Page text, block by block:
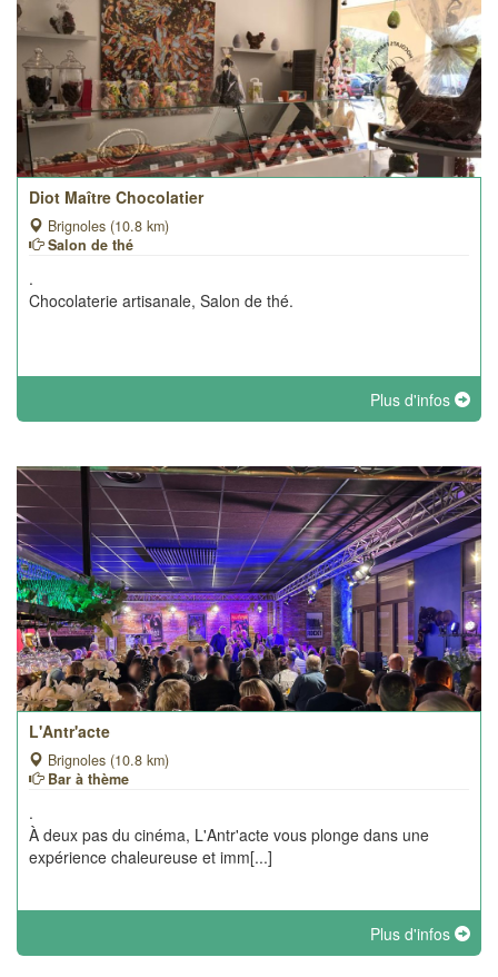
Diot Maître Chocolatier
Brignoles (10.8 km)
Salon de thé
.
Chocolaterie artisanale, Salon de thé.
Plus d'infos
L'Antr'acte
Brignoles (10.8 km)
Bar à thème
.
À deux pas du cinéma, L'Antr'acte vous plonge dans une
expérience chaleureuse et imm[...]
Plus d'infos